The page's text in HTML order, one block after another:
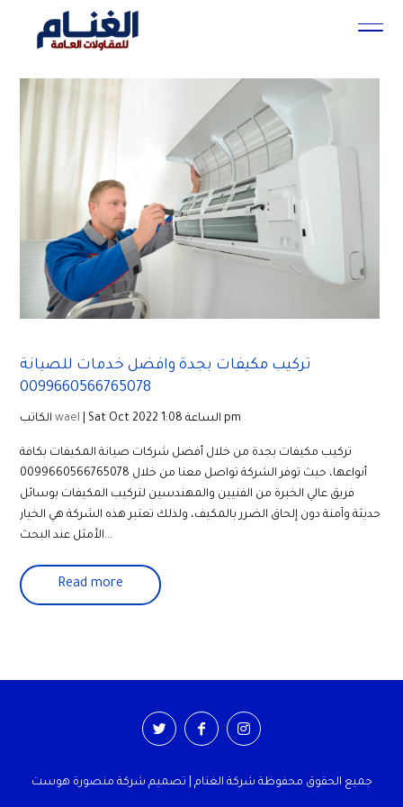
تركيب مكيفات بجدة وافضل خدمات للصيانة
0099660566765078
wael | Sat Oct 2022 الساعة 1:08 pm
تركيب مكيفات بجدة من خلال أفضل شركات صيانة المكيفات بكافة
أنواعها، حيث توفر الشركة تواصل معنا من خلال 0099660566765078
فريق عالي الخبرة من الفنيين والمهندسين لتركيب المكيفات بوسائل
حديثة وآمنة دون إلحاق الضرر بالمكيف، ولذلك تعتبر هذه الشركة هي الخيار
الأمثل عند البحث...
Read more
جميع الحقوق محفوظة شركة الغنام | تصميم شركة منصورة هوست